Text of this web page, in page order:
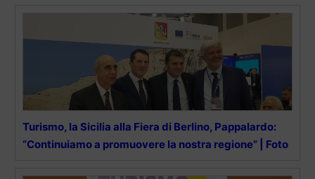
Turismo, la Sicilia alla Fiera di Berlino, Pappalardo:
“Continuiamo a promuovere la nostra regione” | Foto